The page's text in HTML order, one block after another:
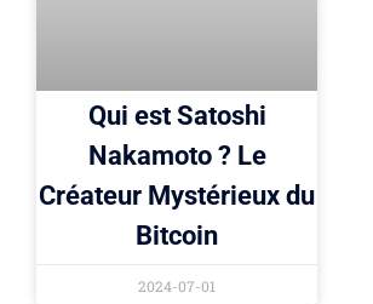
Qui est Satoshi
Nakamoto ? Le
Créateur Mystérieux du
Bitcoin
2024-07-01